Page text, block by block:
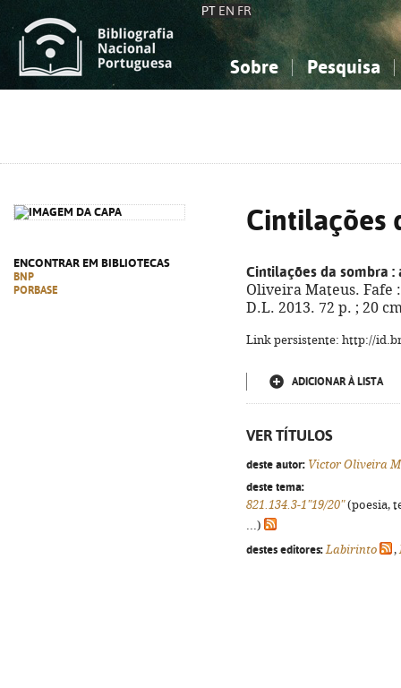
PT EN FR
Sobre Pesquisa
ENCONTRAR EM BIBLIOTECAS
BNP
PORBASE
Cintilações
Cintilações da sombra :
Oliveira Mateus. Fafe
D.L. 2013. 72 p. ; 20
Link persistente: http://
ADICIONAR À LISTA
VER TÍTULOS
deste autor: Victor Oliveira
deste tema:
821.134.3-1"19/20"(poesia,
...)
destes editores: Labirinto ,